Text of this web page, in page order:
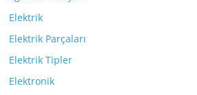
Elektrik
Elektrik Parçaları
Elektrik Tipler
Elektronik